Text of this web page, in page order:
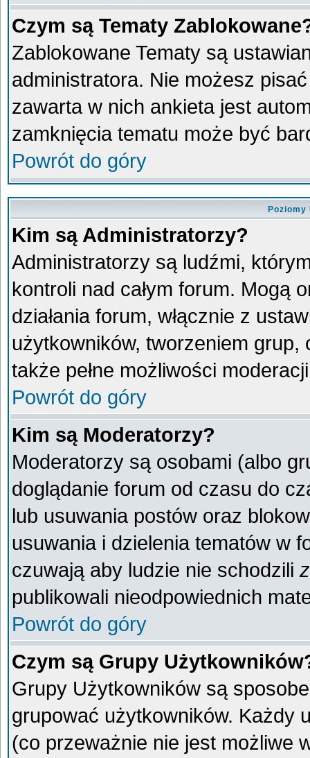
Czym są Tematy
Zablokowane Tematy są
administratora. Nie możesz
zawarta w nich ankieta jest
zamknięcia tematu może być
Powrót do góry
Kim są Administratorzy?
Administratorzy są ludźmi,
kontroli nad całym forum. Mogą
działania forum, włącznie z
użytkowników, tworzeniem
także pełne możliwości
Powrót do góry
Kim są Moderatorzy?
Moderatorzy są osobami (albo
doglądanie forum od czasu do
lub usuwania postów oraz
usuwania i dzielenia tematów w
czuwają aby ludzie nie schodzili
publikowali nieodpowiednich
Powrót do góry
Czym są Grupy
Grupy Użytkowników są
grupować użytkowników. Każdy
(co przeważnie nie jest możliwe